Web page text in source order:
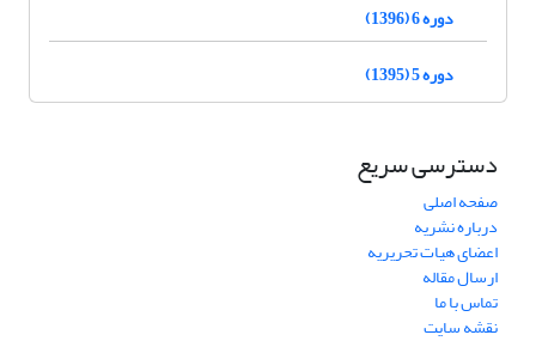
دوره 6 (1396)
دوره 5 (1395)
دسترسی سریع
صفحه اصلی
درباره نشریه
اعضای هیات تحریریه
ارسال مقاله
تماس با ما
نقشه سایت